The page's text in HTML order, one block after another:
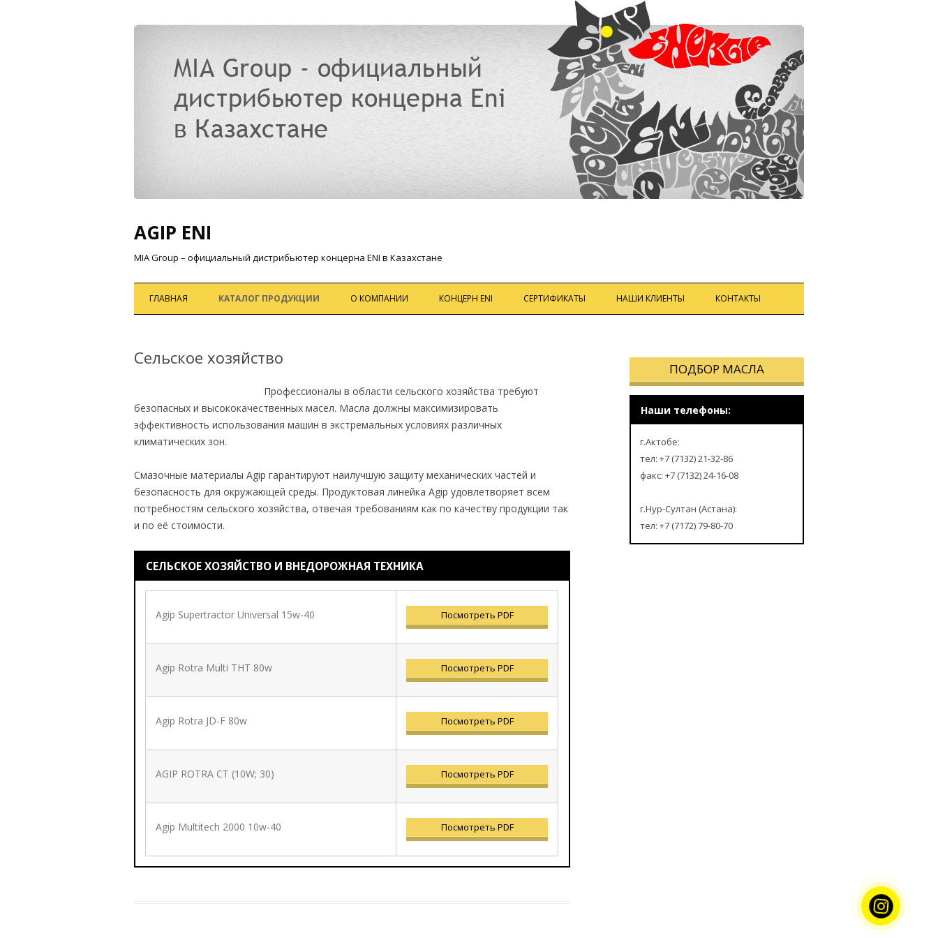
AGIP ENI
MIA Group – официальный дистрибьютер концерна ENI в Казахстане
Перейти
к
ГЛАВНАЯ КАТАЛОГ ПРОДУКЦИИ
СПЕЦИАЛЬНЫЕ МАСЛА И
ТРАНСМИССИОННЫЕ МАСЛА
МОТОТЕХНИКА
СЕЛЬСКОЕ ХОЗЯЙСТВО
СУДОВЫЕ И ГАЗОВЫЕ
ДВИГАТЕЛИ
О КОМПАНИИ КОНЦЕРН ENI СЕРТИФИКАТЫ НАШИ КЛИЕНТЫ КОНТАКТЫ
Сельское хозяйство
Профессионалы в области сельского хозяйства требуют
безопасных и высококачественных масел. Масла должны максимизировать
эффективность использования машин в экстремальных условиях различных
климатических зон.
Смазочные материалы Agip гарантируют наилучшую защиту механических частей и
безопасность для окружающей среды. Продуктовая линейка Agip удовлетворяет всем
потребностям сельского хозяйства, отвечая требованиям как по качеству продукции так
и по её стоимости.
СЕЛЬСКОЕ ХОЗЯЙСТВО И ВНЕДОРОЖНАЯ ТЕХНИКА
Agip Supertractor Universal 15w-40 Посмотреть PDF
Agip Rotra Multi THT 80w Посмотреть PDF
Agip Rotra JD-F 80w Посмотреть PDF
AGIP ROTRA CT (10W; 30) Посмотреть PDF
Agip Multitech 2000 10w-40 Посмотреть PDF
ПОДБОР МАСЛА
Наши телефоны:
г.Актобе:
тел: +7 (7132) 21-32-86
факс: +7 (7132) 24-16-08
г.Нур-Султан (Астана):
тел: +7 (7172) 79-80-70